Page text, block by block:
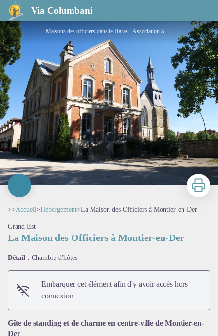
Via Columbani
La Maison des Officiers à Montier-en-Der
Maisons des officiers dans le Haras - Association Amis saint Colomban
Voir l'image en plein écran
Imprimer
>>Accueil>Hébergement>La Maison des Officiers à Montier-en-Der
Grand Est
La Maison des Officiers à Montier-en-Der
Détail : Chambre d'hôtes
Embarquer cet élément afin d'y avoir accès hors
connexion
Gîte de standing et de charme en centre-ville de Montier-en-
Der